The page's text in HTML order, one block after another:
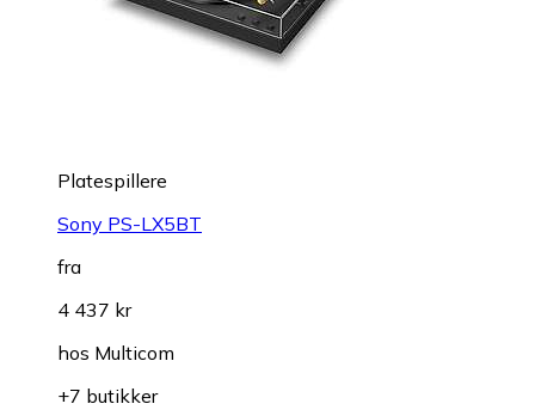
Platespillere
Sony PS-LX5BT
fra
4 437 kr
hos Multicom
+7 butikker